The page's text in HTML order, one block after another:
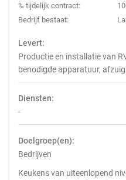
% tijdelijk contract:
Bedrijf bestaat:
Levert:
Productie en installatie van
benodigde apparatuur,
Diensten:
-
Doelgroep(en):
Bedrijven
Keukens van uiteenlopend